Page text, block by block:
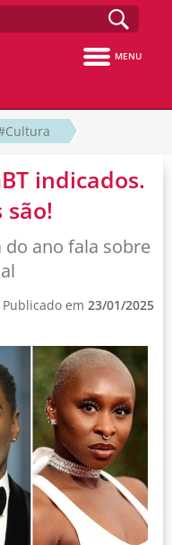
MENU
indicados.
são!
ano fala sobre
Publicado em 23/01/2025